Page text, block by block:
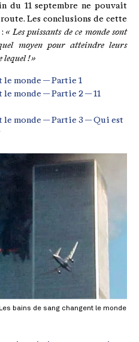
du 11 septembre ne pouvait
Les conclusions de cette
« Les puissants de ce monde sont
moyen pour atteindre leurs
lequel ! »
le monde — Partie 1
le monde — Partie 2 — 11
le monde — Partie 3 — Qui est
bains de sang changent le monde